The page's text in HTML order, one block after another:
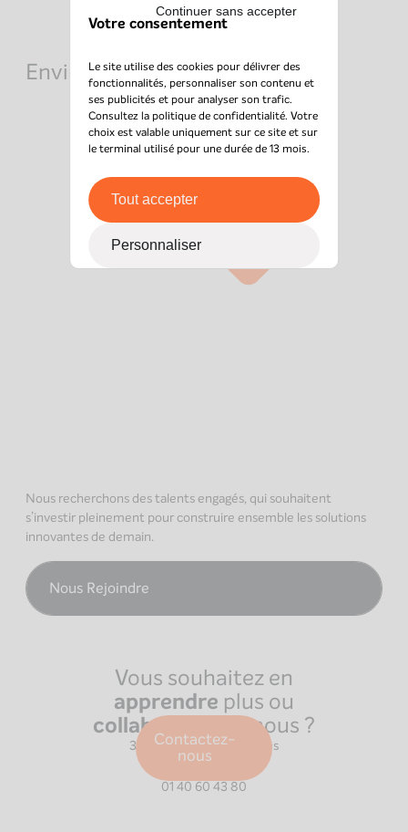
Envie de rejoindre l’équipe ?
Nous recherchons des talents engagés, qui souhaitent
s’investir pleinement pour construire ensemble les solutions
innovantes de demain.
Nous Rejoindre
Vous souhaitez en
apprendre plus ou
collaboreravec nous ?
Contactez-
nous
39 Boulevard Malesherbes
75008
01 40 60 43 80
Votre consentement
Le site utilise des cookies pour délivrer des
fonctionnalités, personnaliser son contenu et
ses publicités et pour analyser son trafic.
Consultez lapolitique de confidentialité. Votre
choix est valable uniquement sur ce site et sur
le terminal utilisé pour une durée de 13 mois.
Tout accepter
Personnaliser
Continuer sans accepter